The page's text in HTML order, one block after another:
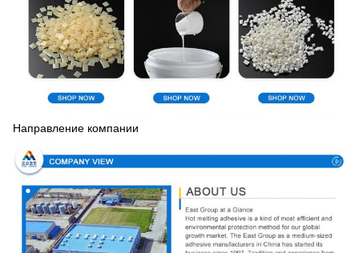
Направление компании